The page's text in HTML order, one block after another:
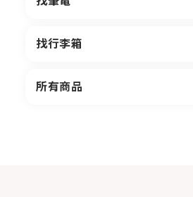
找行李箱
所有商品